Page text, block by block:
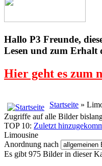
Hallo P3 Freunde,
Lesen und zum Erhalt
Hier geht es zum
Startseite »
Zugriffe auf alle Bilder
TOP 10: Zuletzt
Limousine
Anordnung nach
Es gibt 975 Bilder in dieser